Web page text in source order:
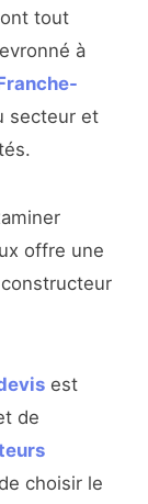
tout
à
secteur et
offre une
est
de
choisir le